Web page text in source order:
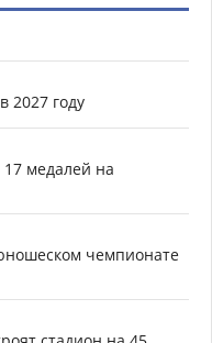
2027 году
17 медалей на
чемпионате